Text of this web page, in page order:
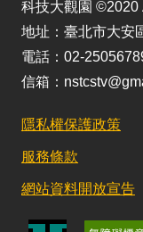
科技大觀園 ©2020
地址：臺北市大安
電話：02-
信箱：
隱私權保護政策
服務條款
網站資料開放宣告